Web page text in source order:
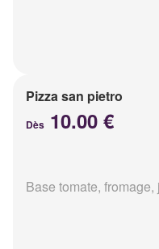
Pizza san pietro
Dès 10.00 €
Base tomate,